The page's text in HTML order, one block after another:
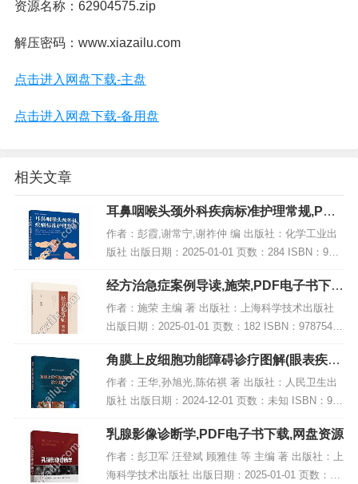
资源名称：62904575.zip
解压密码：www.xiazailu.com
点击进入网盘下载-主盘
点击进入网盘下载-备用盘
相关文章
耳鼻咽喉头颈外科疾病标准护理常规,PDF
电子书下载
作者：彭霞,谢常宁,谢祚仲 编 出版社：化学工业出
版社 出版日期：2025-01-01 页数：284 ISBN：978
7122463180 电子书大小：244MB [高清扫描版PDF
格式]...
经方治急症案例导读,施荣,PDF电子书下
载,网盘资源
作者：施荣 主编 著 出版社：上海科学技术出版社
出版日期：2025-01-01 页数：182 ISBN：97875478
50435 电子书大小：249MB [高清扫描版PDF格式]
内容简...
角膜上皮细胞功能障碍诊疗图解(眼表疾病
临床系列),PDF下载
作者：王华,孙旭光,陈佑祺 著 出版社：人民卫生出
版社 出版日期：2024-12-01 页数：未知 ISBN：978
7117371711 电子书大小：220MB [高清扫描版PDF
格式] 内...
乳腺影像诊断学,PDF电子书下载,网盘资源
作者：彭卫军 汪登斌 顾雅佳 等 主编 著 出版社：上
海科学技术出版社 出版日期：2025-01-01 页数：未